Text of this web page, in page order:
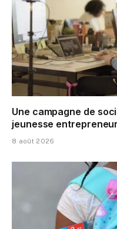
Une campagne de
jeunesse
8 août 2026